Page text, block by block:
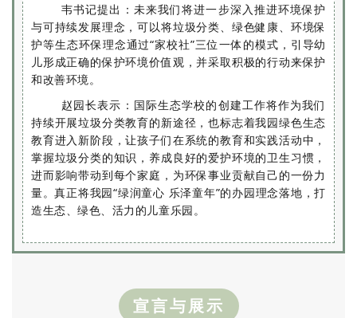
韦书记提出：未来我们将进一步深入推进环境保护
与可持续发展理念，可以将垃圾分类、绿色健康、环境保
护等生态环保理念通过“家校社”三位一体的模式，引导幼
儿形成正确的保护环境价值观，并采取积极的行动来保护
和改善环境。
赵园长表示：国际生态学校的创建工作将作为我们
持续开展垃圾分类教育的新途径，也标志着我园绿色生态
教育进入新阶段，让孩子们在系统的教育和实践活动中，
掌握垃圾分类的知识，养成良好的爱护环境的卫生习惯，
进而影响带动到每个家庭，为环保事业贡献自己的一份力
量。真正将我园“绿润童心 乐泽童年”的办园理念落地，打
造生态、绿色、活力的儿童乐园。
宣言与展示